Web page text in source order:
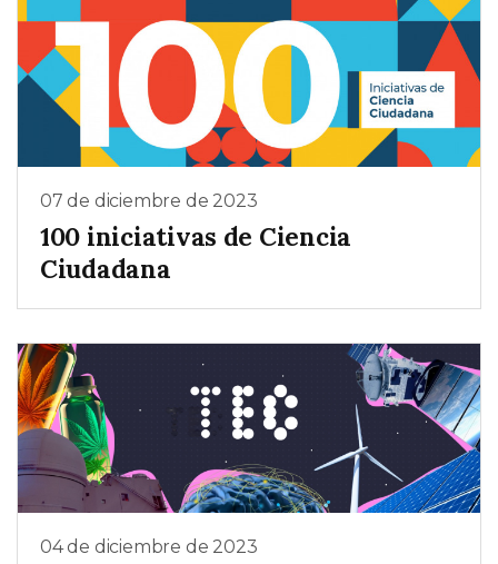
07 de diciembre de 2023
100 iniciativas de Ciencia
Ciudadana
04 de diciembre de 2023